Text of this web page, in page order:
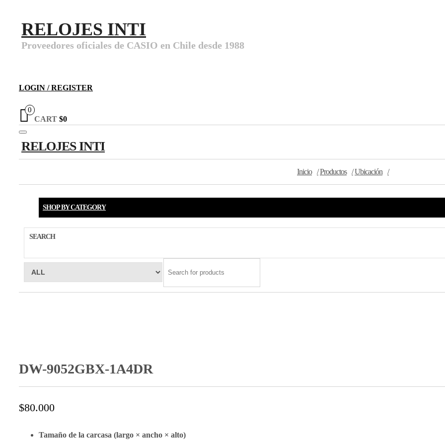
RELOJES INTI
Proveedores oficiales de CASIO en Chile desde 1988
LOGIN / REGISTER
0
CART $0
Toggle navigation
RELOJES INTI
Inicio Productos Ubicación
SHOP BY CATEGORY
SEARCH
DW-9052GBX-1A4DR
$80.000
Tamaño de la carcasa (largo × ancho × alto)